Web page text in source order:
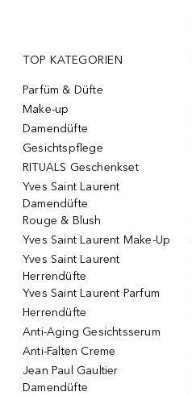
TOP KATEGORIEN
Parfüm & Düfte
Make-up
Damendüfte
Gesichtspflege
RITUALS Geschenkset
Yves Saint Laurent
Damendüfte
Rouge & Blush
Yves Saint Laurent Make-Up
Yves Saint Laurent
Herrendüfte
Yves Saint Laurent Parfum
Herrendüfte
Anti-Aging Gesichtsserum
Anti-Falten Creme
Jean Paul Gaultier
Damendüfte